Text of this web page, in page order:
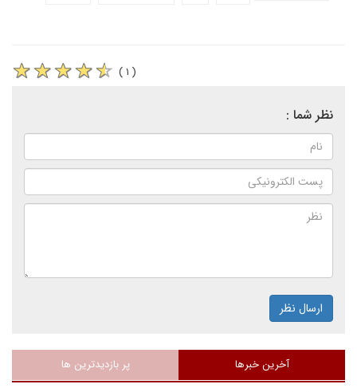
( ۱ )
نظر شما :
ارسال نظر
آخرین خبرها پر بازدیدترین ها